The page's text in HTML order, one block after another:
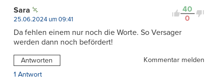
40
0
Sara
25.06.2024 um 09:41
Da fehlen einem nur noch die Worte. So Versager
werden dann noch befördert!
Antworten
Kommentar melden
1 Antwort